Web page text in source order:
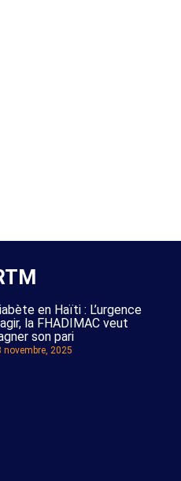
en Haïti : L’urgence
la FHADIMAC veut
son pari
novembre, 2025